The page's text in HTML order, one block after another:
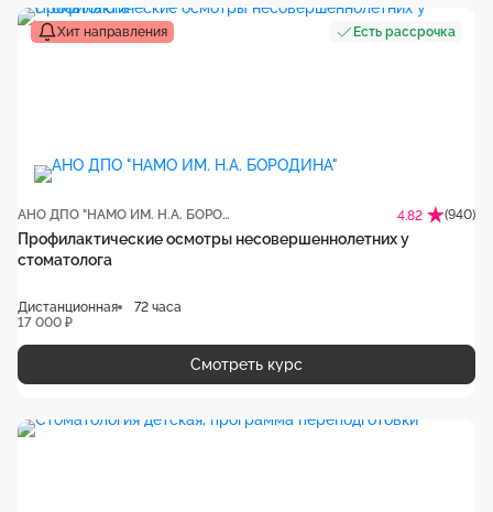
Хит направления Есть рассрочка
АНО ДПО "НАМО ИМ. Н.А. БОРОДИНА" 4.82 (940)
Профилактические осмотры несовершеннолетних у
стоматолога
Дистанционная
72 часа
17 000 ₽
Смотреть курс